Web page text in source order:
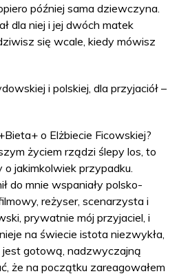
później sama dziewczyna.
dla niej i jej dwóch matek
się wcale, kiedy mówisz
i polskiej, dla przyjaciół –
o Elżbiecie Ficowskiej?
życiem rządzi ślepy los, to
jakimkolwiek przypadku.
do mnie wspaniały polsko-
reżyser, scenarzysta i
prywatnie mój przyjaciel, i
na świecie istota niezwykła,
jest gotową, nadzwyczajną
że na początku zareagowałem